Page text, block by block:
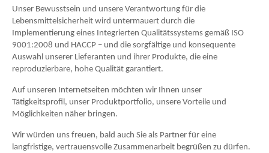
Unser Bewusstsein und unsere Verantwortung für die
Lebensmittelsicherheit wird untermauert durch die
Implementierung eines Integrierten Qualitätssystems gemäß ISO
9001:2008 und HACCP – und die sorgfältige und konsequente
Auswahl unserer Lieferanten und ihrer Produkte, die eine
reproduzierbare, hohe Qualität garantiert.
Auf unseren Internetseiten möchten wir Ihnen unser
Tätigkeitsprofil, unser Produktportfolio, unsere Vorteile und
Möglichkeiten näher bringen.
Wir würden uns freuen, bald auch Sie als Partner für eine
langfristige, vertrauensvolle Zusammenarbeit begrüßen zu dürfen.